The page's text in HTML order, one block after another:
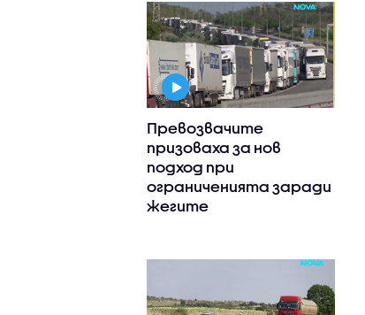
Превозвачите
призоваха за нов
подход при
ограниченията заради
жегите